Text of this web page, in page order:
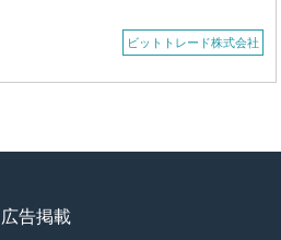
ビットトレード株式会社
広告掲載